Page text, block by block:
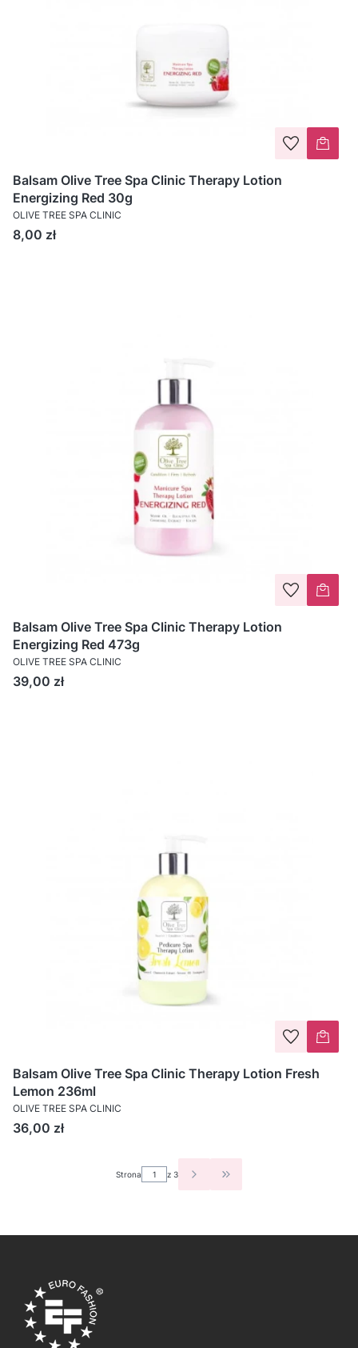
Balsam Olive Tree Spa Clinic Therapy Lotion
Energizing Red 30g
OLIVE TREE SPA CLINIC
Cena
8,00 zł
Balsam Olive Tree Spa Clinic Therapy Lotion
Energizing Red 473g
OLIVE TREE SPA CLINIC
Cena
39,00 zł
Balsam Olive Tree Spa Clinic Therapy Lotion Fresh
Lemon 236ml
OLIVE TREE SPA CLINIC
Cena
36,00 zł
Strona z 3 PRZEJDŹ DO OSTATNIEJ